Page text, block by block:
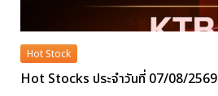
Hot Stock
Hot Stocks ประจำวันที่ 07/08/2569